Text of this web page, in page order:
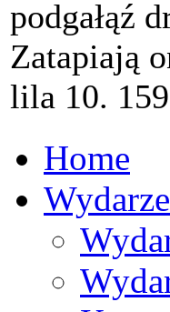
podgałąź
Zatapiają
lila 10.
Home